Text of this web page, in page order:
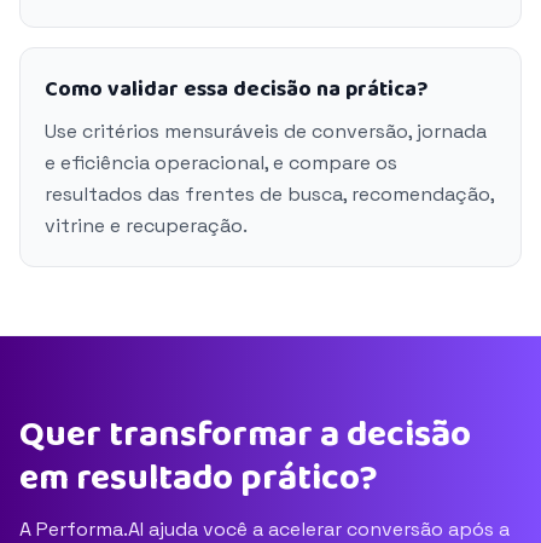
Como validar essa decisão na prática?
Use critérios mensuráveis de conversão, jornada
e eficiência operacional, e compare os
resultados das frentes de busca, recomendação,
vitrine e recuperação.
Quer transformar a decisão
em resultado prático?
A Performa.AI ajuda você a acelerar conversão após a